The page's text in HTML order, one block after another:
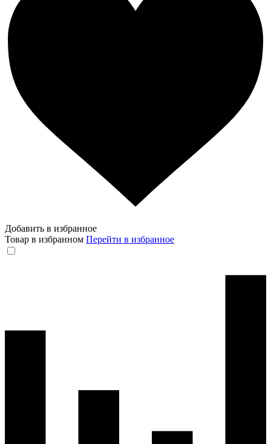
Добавить в избранное
Товар в избранном Перейти в избранное